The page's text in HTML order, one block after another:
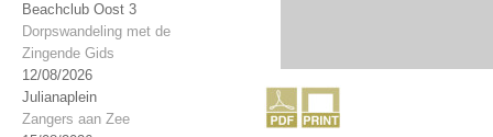
Beachclub Oost 3
Dorpswandeling met de
Zingende Gids
12/08/2026
Julianaplein
Zangers aan Zee